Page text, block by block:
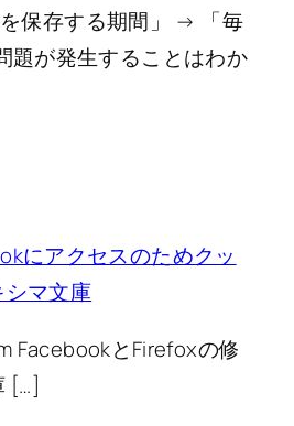
保存する期間」 → 「毎
題が発生することはわか
にアクセスのためクッ
シマ文庫
FacebookとFirefoxの修
[…]